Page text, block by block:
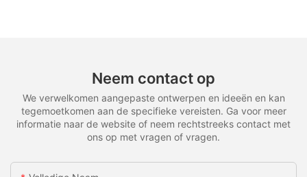
Neem contact op
We verwelkomen aangepaste ontwerpen en ideeën en kan
tegemoetkomen aan de specifieke vereisten. Ga voor meer
informatie naar de website of neem rechtstreeks contact met
ons op met vragen of vragen.